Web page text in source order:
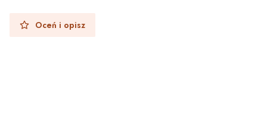
Oceń i opisz